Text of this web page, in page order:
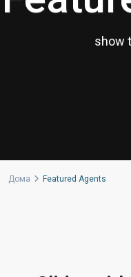
show
Дома Featured Agents